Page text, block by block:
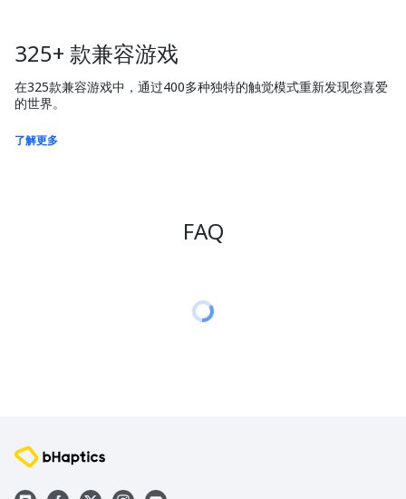
325+ 款兼容游戏
在325款兼容游戏中，通过400多种独特的触觉模式重新发现您喜爱
的世界。
了解更多
FAQ